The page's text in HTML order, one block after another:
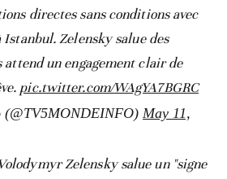
directes sans conditions avec
Zelensky salue des
attend un engagement clair de
pic.twitter.com/WAgYA7BGRC
May 11,
Zelensky salue un "signe